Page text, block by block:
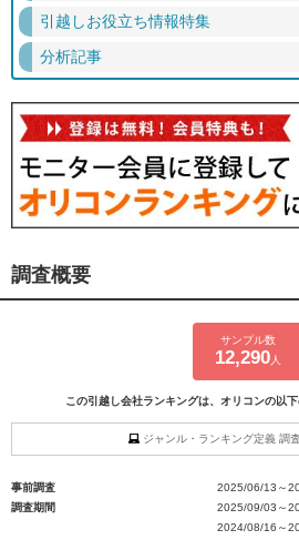
引越しお役立ち情報特集
分析記事
調査概要
サンプル数
12,290人
この引越し会社ランキングは、オリコンの以
ジャンル・ランキング定義 調
事前調査
2025/06/13～
調査期間
2025/09/03～
2024/08/16～